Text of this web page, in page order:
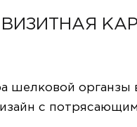
ВИЗИТНАЯ
шелковой
с